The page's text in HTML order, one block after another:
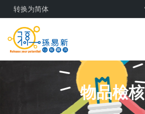
转换为简体
物品檢核